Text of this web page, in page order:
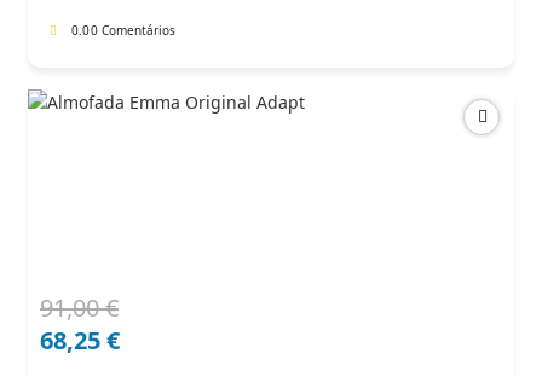
0.00 Comentários
91,00€
O
preço
68,25€
O
preço